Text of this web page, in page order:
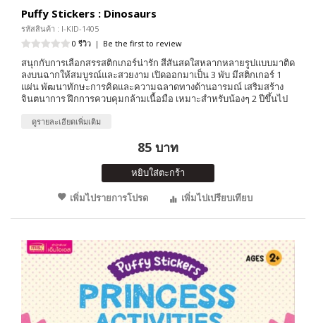
Puffy Stickers : Dinosaurs
รหัสสินค้า : I-KID-1405
0 รีวิว | Be the first to review
สนุกกับการเลือกสรรสติกเกอร์น่ารัก สีสันสดใสหลากหลายรูปแบบมาติด
ลงบนฉากให้สมบูรณ์และสวยงาม เปิดออกมาเป็น 3 พับ มีสติกเกอร์ 1
แผ่น พัฒนาทักษะการคิดและความฉลาดทางด้านอารมณ์ เสริมสร้าง
จินตนาการ ฝึกการควบคุมกล้ามเนื้อมือ เหมาะสำหรับน้องๆ 2 ปีขึ้นไป
ดูรายละเอียดเพิ่มเติม
85 บาท
หยิบใส่ตะกร้า
เพิ่มไปรายการโปรด
เพิ่มไปเปรียบเทียบ